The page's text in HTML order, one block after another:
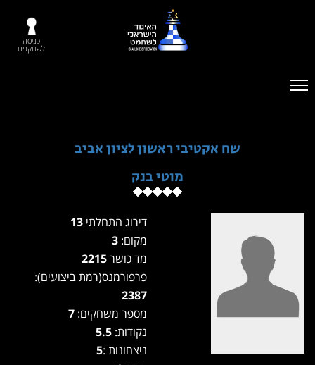
כניסה
לשחקנים
שח אקטיבי ראשון לציון אביב
מוטי בנק
דירוג התחלתי
מקום:
מד כושר
פרפורמנס(רמת ביצועים):
2387
מספר משחקים:
נקודות: 5.5
ניצחונות :5